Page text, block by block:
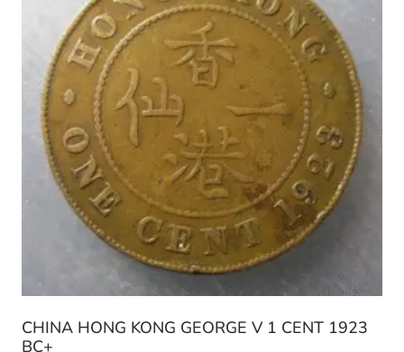
CHINA HONG KONG GEORGE V 1 CENT 1923
BC+